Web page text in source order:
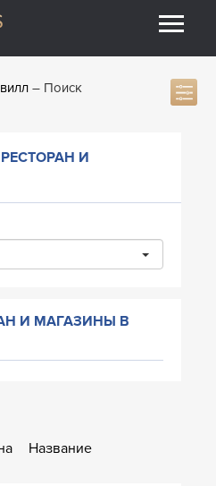
Поиск
И
И МАГАЗИНЫ В
Название